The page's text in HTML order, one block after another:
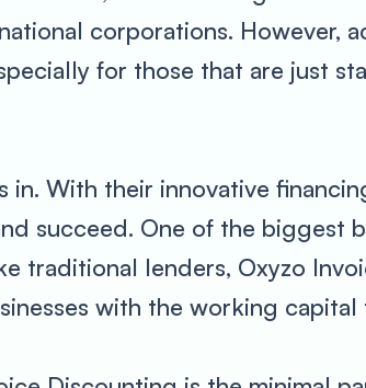
corporations. However,
for those that are just
in. With their innovative
succeed. One of the biggest
traditional lenders, Oxyzo
with the working